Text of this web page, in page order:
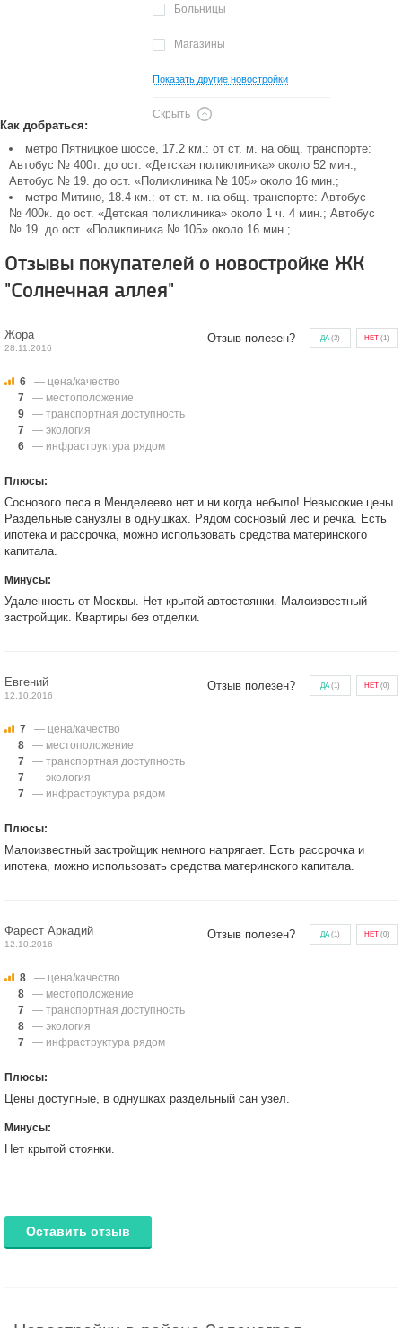
Больницы
Магазины
Показать другие новостройки
Скрыть
Как добраться:
метро Пятницкое шоссе, 17.2 км.: от ст. м. на общ. транспорте:
Автобус № 400т. до ост. «Детская поликлиника» около 52 мин.;
Автобус № 19. до ост. «Поликлиника № 105» около 16 мин.;
метро Митино, 18.4 км.: от ст. м. на общ. транспорте: Автобус
№ 400к. до ост. «Детская поликлиника» около 1 ч. 4 мин.; Автобус
№ 19. до ост. «Поликлиника № 105» около 16 мин.;
Отзывы покупателей о новостройке ЖК
"Солнечная аллея"
Жора
28.11.2016
Отзыв полезен? ДА(2) НЕТ (1)
6
— цена/качество
7
— местоположение
9
— транспортная доступность
7
— экология
6
— инфраструктура рядом
Плюсы:
Соснового леса в Менделеево нет и ни когда небыло! Невысокие цены.
Раздельные санузлы в однушках. Рядом сосновый лес и речка. Есть
ипотека и рассрочка, можно использовать средства материнского
капитала.
Минусы:
Удаленность от Москвы. Нет крытой автостоянки. Малоизвестный
застройщик. Квартиры без отделки.
Евгений
12.10.2016
Отзыв полезен? ДА(1) НЕТ (0)
7
— цена/качество
8
— местоположение
7
— транспортная доступность
7
— экология
7
— инфраструктура рядом
Плюсы:
Малоизвестный застройщик немного напрягает. Есть рассрочка и
ипотека, можно использовать средства материнского капитала.
Фарест Аркадий
12.10.2016
Отзыв полезен? ДА(1) НЕТ (0)
8
— цена/качество
8
— местоположение
7
— транспортная доступность
8
— экология
7
— инфраструктура рядом
Плюсы:
Цены доступные, в однушках раздельный сан узел.
Минусы:
Нет крытой стоянки.
Оставить отзыв